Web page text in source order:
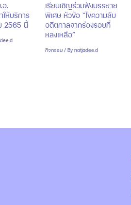
.
ห้บริการ
2565 นี้
เรียนเชิญร่วมฟังบรรยาย
พิเศษ หัวข้อ “ไขความลับ
อดีตกาลจากร่องรอยที่
หลงเหลือ”
กิจกรรม / By natjadee.d